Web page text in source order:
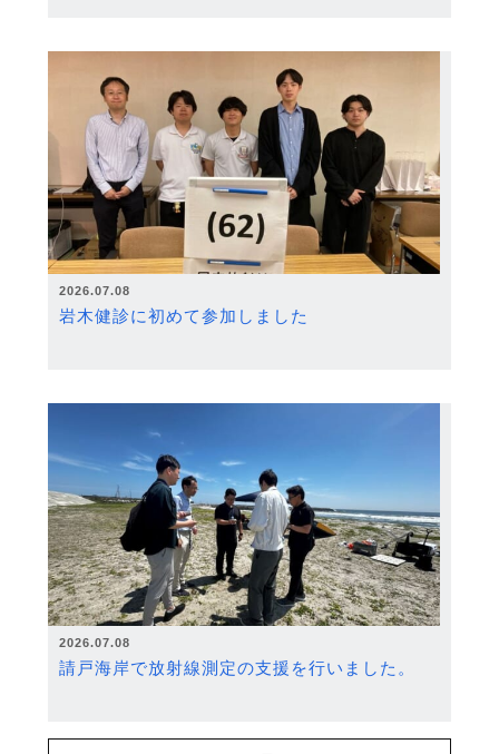
2026.07.08
岩木健診に初めて参加しました
2026.07.08
請戸海岸で放射線測定の支援を行いました。